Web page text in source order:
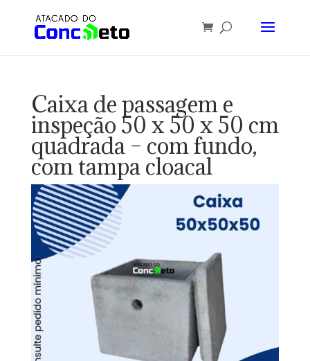
Caixa de passagem e
inspeção 50 x 50 x 50 cm
quadrada – com fundo,
com tampa cloacal